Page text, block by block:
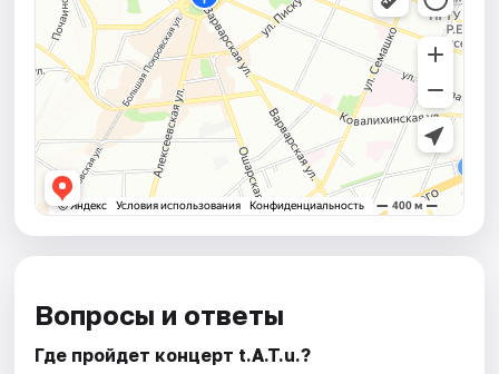
Вопросы и ответы
Где пройдет концерт t.A.T.u.?